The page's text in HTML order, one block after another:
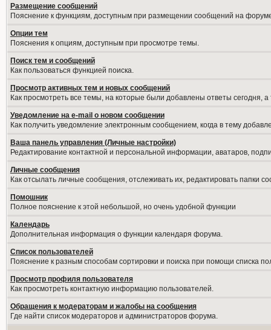
Размещение сообщений
Пояснение к функциям, доступным при размещении сообщений на
Опции тем
Пояснения к опциям, доступным при просмотре темы.
Поиск тем и сообщений
Как пользоваться функцией поиска.
Просмотр активных тем и новых сообщений
Как просмотреть все темы, на которые были добавлены ответы сегодня,
Уведомление на е-mail о новом сообщении
Как получить уведомление электронным сообщением, когда в тему
Ваша панель управления (Личные настройки)
Редактирование контактной и персональной информации, аватаров,
Личные сообщения
Как отсылать личные сообщения, отслеживать их, редактировать папки
Помошник
Полное пояснение к этой небольшой, но очень удобной функции
Календарь
Дополнительная информация о функции календаря форума.
Список пользователей
Пояснение к разным способам сортировки и поиска при помощи списка
Просмотр профиля пользователя
Как просмотреть контактную информацию пользователей.
Обращения к модераторам и жалобы на сообщения
Где найти список модераторов и администраторов форума.